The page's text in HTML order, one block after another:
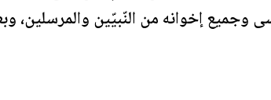
إخوانه من النّبيّين والمرسلين،